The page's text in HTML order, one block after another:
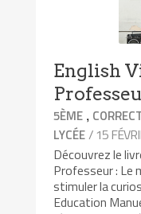
English
5ÈME ,
LYCÉE/ 15
Découvrez le
Professeur : Le
stimuler la
Education